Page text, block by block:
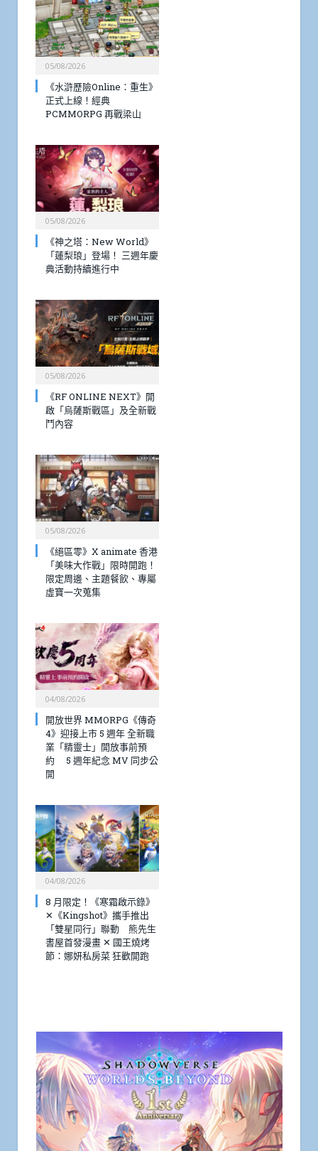
05/08/2026
《水滸歷險Online：重生》
正式上線！經典
PCMMORPG 再戰梁山
05/08/2026
《神之塔：New World》
「蓮梨琅」登場！ 三週年慶
典活動持續進行中
05/08/2026
《RF ONLINE NEXT》開
啟「烏薩斯戰區」及全新戰
鬥內容
05/08/2026
《絕區零》X animate 香港
「美味大作戰」限時開跑！
限定周邊、主題餐飲、專屬
虛寶一次蒐集
04/08/2026
開放世界 MMORPG《傳奇
4》迎接上市 5 週年 全新職
業「精靈士」開放事前預
約 5 週年紀念 MV 同步公
開
04/08/2026
8 月限定！《寒霜啟示錄》
✕《Kingshot》攜手推出
「雙星同行」聯動 熊先生
書屋首發漫畫 ✕ 國王燒烤
節：娜妍私房菜 狂歡開跑